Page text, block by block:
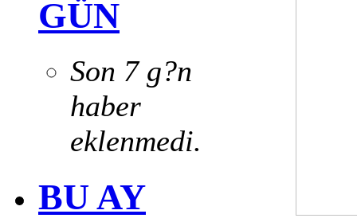
GÜN
Son 7 g?n
haber
eklenmedi.
BU AY